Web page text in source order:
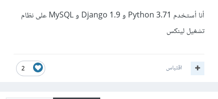
أنا أستخدم Python 3.71 و Django 1.9 و MySQL على نظام
تشغيل لينكس
2 اقتباس